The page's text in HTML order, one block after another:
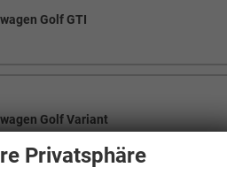
Golf GTI
Golf Variant
Privatsphäre